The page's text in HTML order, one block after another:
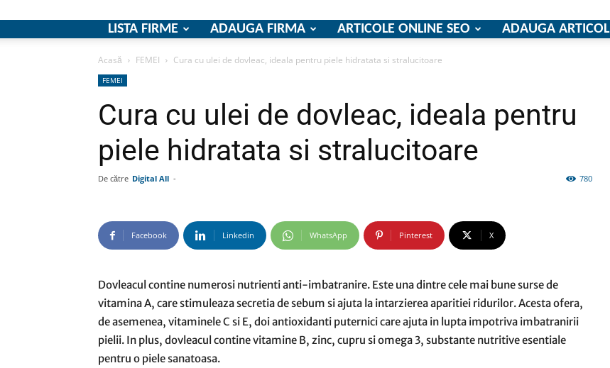
comunicate
LISTA FIRME ADAUGA FIRMA ARTICOLE ONLINE SEO ADAUGA ARTICOL
Acasă FEMEI Cura cu ulei de dovleac, ideala pentru piele hidratata si stralucitoare
FEMEI
Cura cu ulei de dovleac, ideala pentru
piele hidratata si stralucitoare
De către Digital All - 780
Facebook Linkedin WhatsApp Pinterest X
Dovleacul contine numerosi nutrienti anti-imbatranire. Este una dintre cele mai bune surse de
vitamina A, care stimuleaza secretia de sebum si ajuta la intarzierea aparitiei ridurilor. Acesta ofera,
de asemenea, vitaminele C si E, doi antioxidanti puternici care ajuta in lupta impotriva imbatranirii
pielii. In plus, dovleacul contine vitamine B, zinc, cupru si omega 3, substante nutritive esentiale
pentru o piele sanatoasa.